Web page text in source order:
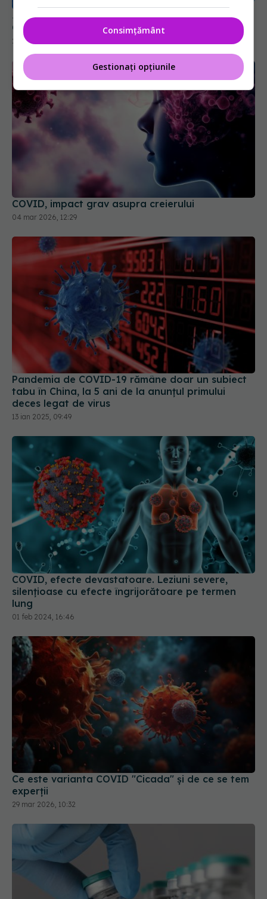
JN.1, noua tulpină COVID. Se răspândește rapid.
Ce se știe despre aceasta
22 dec 2023, 20:57
COVID, impact grav asupra creierului
04 mar 2026, 12:29
Pandemia de COVID-19 rămâne doar un subiect
tabu în China, la 5 ani de la anunțul primului
deces legat de virus
13 ian 2025, 09:49
COVID, efecte devastatoare. Leziuni severe,
silențioase cu efecte îngrijorătoare pe termen
lung
01 feb 2024, 16:46
Ce este varianta COVID "Cicada" și de ce se tem
experții
29 mar 2026, 10:32
Consimțământ
Gestionați opțiunile